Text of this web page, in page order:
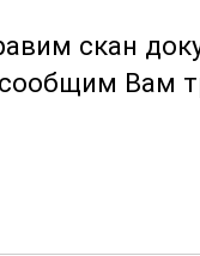
скан
Вам